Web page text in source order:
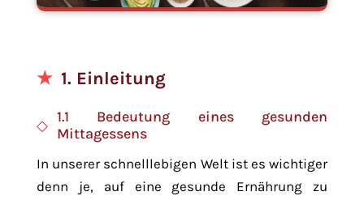
1. Einleitung
1.1 Bedeutung eines gesunden
Mittagessens
In unserer schnelllebigen Welt ist es wichtiger
denn je, auf eine gesunde Ernährung zu